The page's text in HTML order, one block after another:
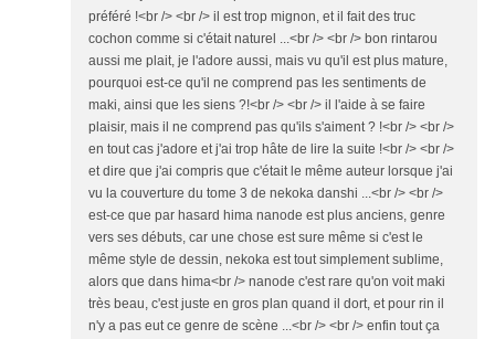
préféré !<br /> <br /> il est trop mignon, et il fait des truc
cochon comme si c'était naturel ...<br /> <br /> bon rintarou
aussi me plait, je l'adore aussi, mais vu qu'il est plus mature,
pourquoi est-ce qu'il ne comprend pas les sentiments de
maki, ainsi que les siens ?!<br /> <br /> il l'aide à se faire
plaisir, mais il ne comprend pas qu'ils s'aiment ? !<br /> <br />
en tout cas j'adore et j'ai trop hâte de lire la suite !<br /> <br />
et dire que j'ai compris que c'était le même auteur lorsque j'ai
vu la couverture du tome 3 de nekoka danshi ...<br /> <br />
est-ce que par hasard hima nanode est plus anciens, genre
vers ses débuts, car une chose est sure même si c'est le
même style de dessin, nekoka est tout simplement sublime,
alors que dans hima<br /> nanode c'est rare qu'on voit maki
très beau, c'est juste en gros plan quand il dort, et pour rin il
n'y a pas eut ce genre de scène ...<br /> <br /> enfin tout ça